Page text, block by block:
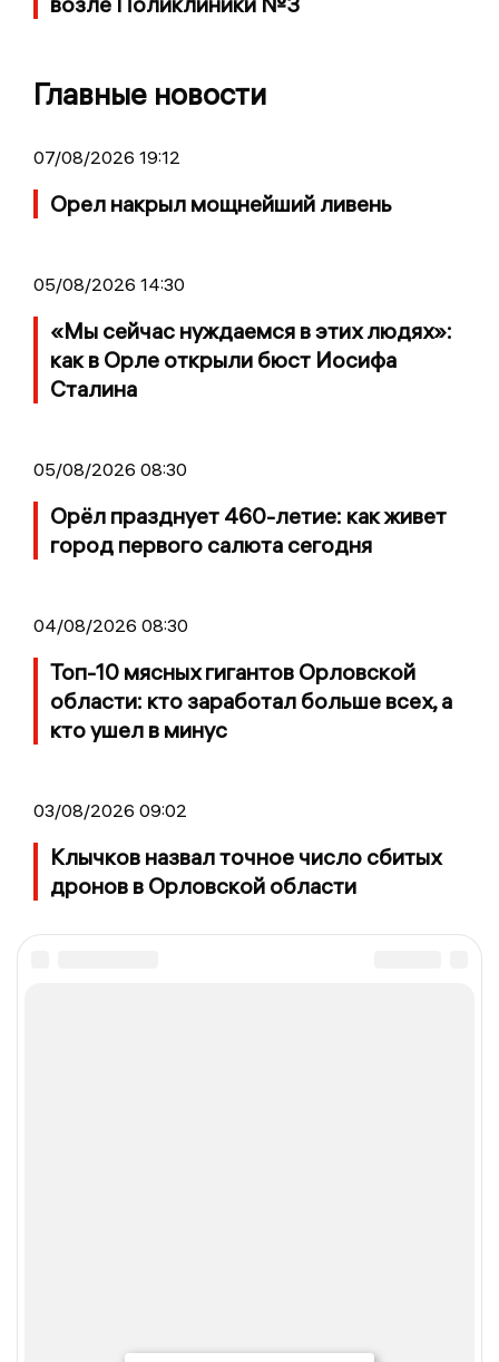
Главные новости
07/08/2026 19:12
Орел накрыл мощнейший ливень
05/08/2026 14:30
«Мы сейчас нуждаемся в этих людях»:
как в Орле открыли бюст Иосифа
Сталина
05/08/2026 08:30
Орёл празднует 460-летие: как живет
город первого салюта сегодня
04/08/2026 08:30
Топ-10 мясных гигантов Орловской
области: кто заработал больше всех, а
кто ушел в минус
03/08/2026 09:02
Клычков назвал точное число сбитых
дронов в Орловской области